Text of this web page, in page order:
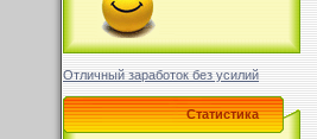
Отличный заработок без усилий
Статистика